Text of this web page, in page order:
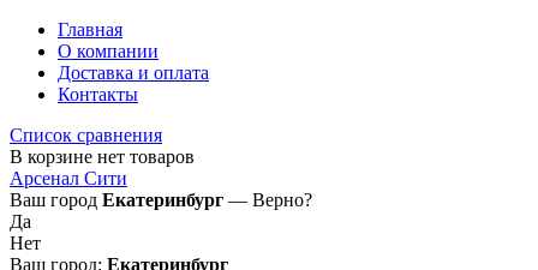
Главная
О компании
Доставка и оплата
Контакты
Список сравнения
В корзине нет товаров
Арсенал Сити
Ваш город Екатеринбург — Верно?
Да
Нет
Ваш город: Екатеринбург